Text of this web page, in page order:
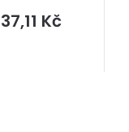
Kčcena: